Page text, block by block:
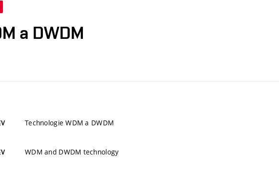
a DWDM
Technologie WDM a DWDM
WDM and DWDM technology